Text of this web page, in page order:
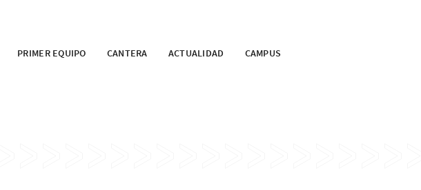
PRIMER EQUIPO CANTERA ACTUALIDAD CAMPUS